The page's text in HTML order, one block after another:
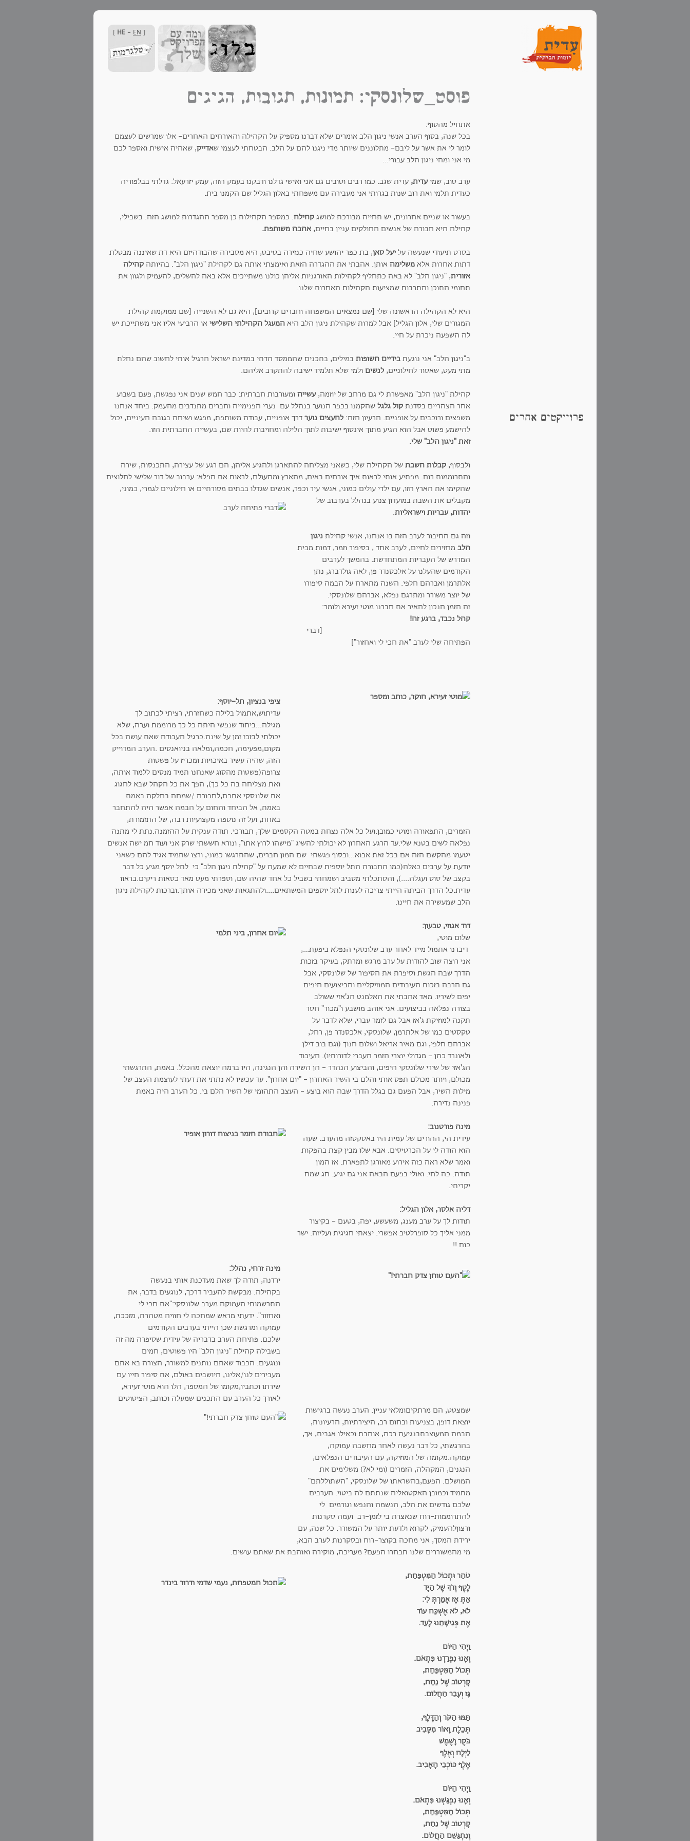
[
HE - EN
]
פרוייקטים אחרים
פוסט_שלונסקי: תמונות, תגובות, הגיגים
אתחיל מהסוף:
בכל שנה, בסוף הערב אנשי ניגון הלב אומרים שלא דברנו מספיק על הקהילה והאורחים האחרים- אלו שמרשים לעצמם
לומר לי את אשר על ליבם- מתלוננים שיותר מדי ניגנו להם על הלב. הבטחתי לעצמי שאדייק, שאהיה אישית ואספר לכם
מי אני ומהי ניגון הלב עבורי...
ערב טוב, שמיעדית, עדית שגב. כמו רבים וטובים גם אני ואישי גדלנו ודבקנו בעמק הזה, עמק יזרעאל: גדלתי בבלפוריה
כעדית תלמי ואת רוב שנות בגרותי אני מעבירה עם משפחתי באלון הגליל שם הקמנו בית.
בעשור או שניים אחרונים, יש תחייה מבורכת למושג קהילה. כמספר הקהילות כן מספר ההגדרות למושג הזה. בשבילי,
קהילה היא חבורה של אנשים החולקים עניין בחיים, אהבה משותפת.
בסרט תיעודי שנעשה על יעל סאן, בת כפר יהושע שחיה כנזירה בטיבט, היא מסבירה שהבודהיזם היא דת שאיננה מבטלת
דתות אחרות אלא משלימה אותן. אהבתי את ההגדרה הזאת ואימצתי אותה גם לקהילת "ניגון הלב". בהיותה קהילה
אזורית, "ניגון הלב" לא באה כתחליף לקהילות האורגניות אליהן כולנו משתייכים אלא באה להשלים, להעמיק ולגוון את
תחומי התוכן והתרבות שמציעות הקהילות האחרות שלנו.
היא לא הקהילה הראשונה שלי [שם נמצאים המשפחה וחברים קרובים], היא גם לא השנייה [שם ממוקמת קהילת
המגורים שלי, אלון הגליל] אבל למרות שקהילת ניגון הלב היא המעגל הקהילתי השלישי או הרביעי אליו אני משתייכת יש
לה השפעה ניכרת על חיי.
ב"ניגון הלב" אני נוגעת בידיים חשופות במילים, בתכנים שהממסד הדתי במדינת ישראל הרגיל אותי לחשוב שהם נחלת
מתי מעט, שאסור לחילוניים, לנשים ולמי שלא תלמיד ישיבה להתקרב אליהם.
קהילת "ניגון הלב" מאפשרת לי גם מרחב של יוזמה,עשייה ומעורבות חברתית: כבר חמש שנים אני נפגשת, פעם בשבוע
אחר הצהריים בסדנת קול גלגל שהקמנו בכפר הנוער בנהלל עם נערי הפנימייה וחברים מתנדבים מהעמק. ביחד אנחנו
משפצים ורוכבים על אופניים. הרעיון הזה: להעצים נוער דרך אופניים, עבודה משותפת, מפגש ושיחה בגובה העיניים, יכול
להישמע פשוט אבל הוא הגיע מתוך אינסוף ישיבות לתוך הלילה ומחויבות להיות שם, בעשייה החברתית הזו.
זאת "ניגון הלב" שלי.
ולבסוף, קבלות השבת של הקהילה שלי, כשאני מצליחה להתארגן ולהגיע אליהן, הם רגע של עצירה, התכנסות, שירה
והתרוממות רוח. מפתיע אותי לראות איך אורחים באים, מהארץ ומהעולם, לראות את הפלא: ערבוב של דור שלישי לחלוצים
שהקימו את הארץ הזו, עם ילדי עולים כמוני, אנשי עיר וכפר, אנשים שגדלו בבתים מסורתיים או חילוניים לגמרי, כמוני,
מקבלים את השבת במועדון צנוע בנהלל בערבוב של
יהדות, עבריות וישראליות.
וזה גם החיבור לערב הזה בו אנחנו, אנשי קהילת ניגון
הלב מחזירים לחיים, לערב אחד , בסיפור וזמר, דמות מבית
המדרש של העבריות המתחדשת. בהמשך לערבים
הקודמים שהעלנו על אלכסנדר פן, לאה גולדברג, נתן
אלתרמן ואברהם חלפי. השנה מתארח על הבמה סיפורו
של יוצר משורר ומתרגם נפלא, אברהם שלונסקי.
זה הזמן הנכון להאיר את חברנו מוטי זעירא ולומר:
קהל נכבד, ברגע זה!
[דברי
הפתיחה שלי לערב "את חכי לי ואחזור"]
ציפי בנציון, תל-יוסף:
עדיתוש,אתמול בלילה כשחזרתי, רציתי לכתוב לך
מגילה...ביחוד שנפשי היתה כל כך מרוממת וערה, שלא
יכולתי לבזבז זמן על שינה.כרגיל העבודה שאת עושה בכל
מקום,מפעימה, חכמה,ומלאה בניואנסים .הערב המדוייק
הזה, שהיה עשיר באיכויות ומכריז על פשטות
צרופה(פשטות מהסוג שאנחנו תמיד מנסים ללמוד אותה,
ואת מצליחה בה כל כך), הפך את כל הקהל שבא לחגוג
את שלונסקי אתכם,לחבורה /שמחה בחלקה.באמת
באמת, אל הביחד והחום על הבמה אפשר היה להתחבר
באחת, ועל זה נוספה מקצועיות רבה, של התזמורת,
הזמרים, התפאורה ומוטי כמובן.ועל כל אלה נצחת במטה הקסמים שלך, תבורכי. תודה ענקית על ההזמנה.נתת לי מתנה
נפלאה לשים בטנא שלי.עד הרגע האחרון לא יכולתי להשיג "מישהו לרוץ אתו", ונורא חששתי שרק אני ועוד חמ ישה אנשים
יטעמו מהקשם הזה אם בכל זאת אבוא...ובסוף פגשתי שם המון חברים, שהתרגשו כמוני, ורצו שתמיד אגיד להם כשאני
יודעת על ערבים כאלה(כמו החבורה התל יוספית שבחיים לא שמעה על "קהילת ניגון הלב" כי לתל יוסף מגיע כל דבר
בקצב של סוס ועגלה....), והסתכלתי מסביב ושמחתי בשביל כל אחד שהיה שם, וספרתי מעט מאד כסאות ריקים.בראוו
עדית.כל הדרך הביתה הייתי צריכה לענות לתל יוספים המשתאים....ולהתגאות שאני מכירה אותך.וברכות לקהילת ניגון
הלב שמעשירה את חיינו.
דוד אגוזי, טבעון:
שלום מוטי,
דיברנו אתמול מייד לאחר ערב שלונסקי הנפלא ביפעת...,
אני רוצה שוב להודות על ערב מרגש ומרתק, בעיקר בזכות
הדרך שבה הגשת וסיפרת את הסיפור של שלונסקי, אבל
גם הרבה בזכות העיבודים המוזיקליים והביצועים היפים
יפים לשיריו. מאד אהבתי את האלמנט הג'אזי ששולב
בצורה נפלאה בביצועים. אני אוהב מושבע ו"מכור" חסר
תקנה למוזיקת ג'אז אבל גם לזמר עברי, שלא לדבר על
טקסטים כמו של אלתרמן, שלונסקי, אלכסנדר פן, רחל,
אברהם חלפי, וגם מאיר אריאל ושלום חנוך (וגם בוב דילן
ולאונרד כהן - מגדולי יוצרי הזמר העברי לדורותיו). העיבוד
הג'אזי של שירי שלונסקי היפים, והביצוע הנהדר - הן השירה והן הנגינה, היו ברמה יוצאת מהכלל. באמת, התרגשתי
מכולם, ויותר מכולם תפס אותי והלם בי השיר האחרון - "יום אחרון". עד עכשיו לא נתתי את דעתי לעוצמת העצב של
מילות השיר, אבל הפעם גם בגלל הדרך שבה הוא בוצע - העצב התהומי של השיר הלם בי. כל הערב היה באמת
פנינה נדירה.
מינה פורטנוב:
עידית הי, ההורים של עמית היו באסקטזה מהערב. שעה
הוא הודה לי על הכרטיסים. אבא שלו מבין קצת בהפקות
ואמר שלא ראה כזה אירוע מאורגן לתפארת. אז המון
תודה. כה לחי. ואולי בפעם הבאה אני גם יגיע. חג שמח
יקריתי.
דליה אלסר, אלון הגליל:
תודות לך על ערב מענג, משעשע, יפה, בטעם - בקיצור
ממני אליך כל סופרלטיב אפשרי. יצאתי חגיגית ועליזה. ישר
כוח !!
מינה זרחי, נהלל:
ירדנה, תודה לך שאת מעדכנת אותי בנעשה
בקהילה. מבקשת להעביר דרכך, לנוגעים בדבר, את
התרשמותי העמוקה מערב שלונסקי:"את חכי לי
ואחזור". ידעתי מראש שמחכה לי חוויה מטהרת, מזככת,
עמוקה ומרגשת שכן הייתי בערבים הקודמים
שלכם. פתיחת הערב בדבריה של עידית שסיפרה מה זה
בשבילה קהילת "ניגון הלב" היו פשוטים, חמים
ונוגעים. הכבוד שאתם נותנים למשורר, הצורה בא אתם
מעבירים לנו/אלינו, היושבים באולם, את סיפור חייו עם
שירתו וכתביו,מקומו של המספר, הלו הוא מוטי זעירא,
לאורך כל הערב עם התכנים שמעלה וכותב, הציטוטים
שמצטט, הם מרתקיםומלאי עניין. הערב נעשה ברגישות
יוצאת דופן, בצניעות ובחום רב, היצירתיות, הרעיונות,
הבמה המעוצבתבנגיעה רכה, אוהבת וכאילו אגבית, אך,
בהרגשתי, כל דבר נעשה לאחר מחשבה עמוקה,
עמוקה.מקומה של המוזיקה, עם העיבודים הנפלאים,
הנגנים, המקהלה, הזמרים (ומי לא?) משלימים את
המושלם. הפעם,בהשראתו של שלונסקי, "השתוללתם"
מתמיד וכמובן האקטואליה שנתתם לה ביטוי. הערבים
שלכם גודשים את הלב, הנשמה והנפש וגורמים לי
להתרוממות-רוח שנאצרת בי לזמן-רב ועמה סקרנות
ורצוןלהעמיק, לקרוא ולדעת יותר על המשורר. כל שנה, עם
ירידת המסך, אני מחכה בקוצר-רוח ובסקרנות לערב הבא,
מי מהמשוררים שלנו תבחרו הפעם? מעריכה, מוקירה ואוהבת את שאתם עושים.
טֹהַר וּתְכוֹל הַמִּטְפַּחַת,
לֶטֶף וְרֹךְ שֶׁל הַיָּד
אַתְּ אָז אָמַרְתְּ לִי:
לֹא, לֹא אֶשְׁכַּח עוֹד
אֶת פְּגִישָׁתֵנוּ לָעַד.
וַיְהִי הַיּוֹם
וְאָנוּ נִפְרַדְנוּ פִּתְאֹם.
תְּכוֹל הַמִּטְפַּחַת,
קָרְטוֹב שֶׁל נַחַת,
גָּז וְעָבַר הַחֲלוֹם.
תַּמּוּ הַקֹּר וְהַדֶּלֶף,
תְּכֵלֶת וָאוֹר מִסָּבִיב
בֹּקֶר וָשֶׁמֶשׁ
לַיְלָה וְאֶלֶף
אֶלֶף כּוֹכְבֵי הָאָבִיב.
וַיְהִי הַיּוֹם
וְאָנוּ נִפְגַּשְׁנוּ פִּתְאֹם.
תְּכוֹל הַמִּטְפַּחַת,
קָרְטוֹב שֶׁל נַחַת,
וְנִתְגַּשֵׁם הַחֲלוֹם.